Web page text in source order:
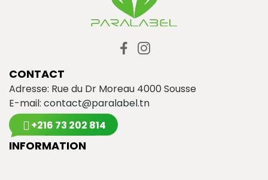
CONTACT
Adresse: Rue du Dr Moreau 4000 Sousse
E-mail: contact@paralabel.tn
+216 73 202 814
INFORMATION